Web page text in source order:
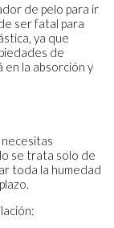
de pelo para ir
ser fatal para
ya que
de
en la absorción y
se trata solo de
toda la humedad